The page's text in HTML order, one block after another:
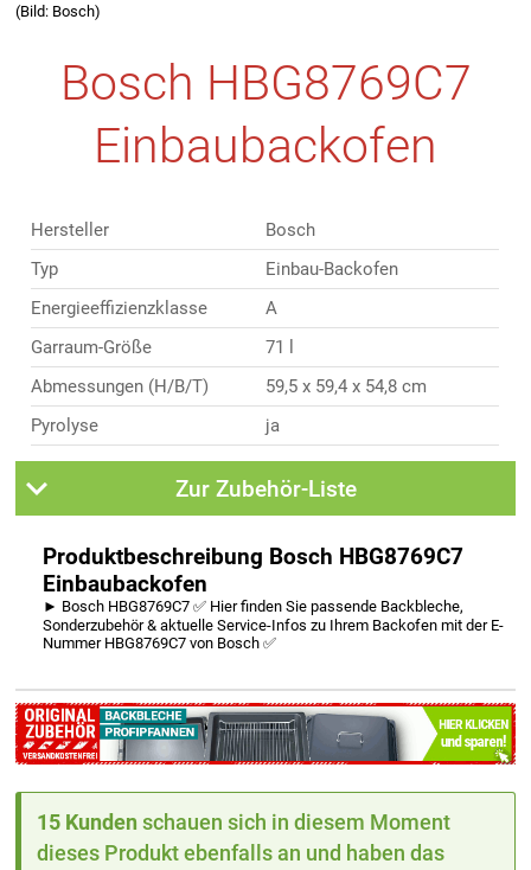
(Bild: Bosch)
Bosch HBG8769C7
Einbaubackofen
Hersteller
Bosch
Typ
Einbau-Backofen
Energieeffizienzklasse
A
Garraum-Größe
71 l
Abmessungen (H/B/T)
59,5 x 59,4 x 54,8 cm
Pyrolyse
ja
Zur Zubehör-Liste
Produktbeschreibung Bosch HBG8769C7
Einbaubackofen
► Bosch HBG8769C7 ✅ Hier finden Sie passende Backbleche,
Sonderzubehör & aktuelle Service-Infos zu Ihrem Backofen mit der E-
Nummer HBG8769C7 von Bosch ✅
15 Kunden schauen sich in diesem Moment
dieses Produkt ebenfalls an und haben das